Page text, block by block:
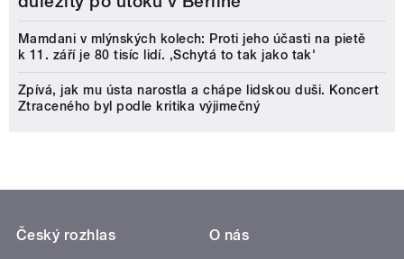
Mamdani v mlýnských kolech: Proti jeho účasti na pietě
k 11. září je 80 tisíc lidí. ‚Schytá to tak jako tak'
Zpívá, jak mu ústa narostla a chápe lidskou duši. Koncert
Ztraceného byl podle kritika výjimečný
Český rozhlas
O nás